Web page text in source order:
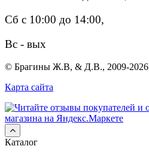
Сб с 10:00 до 14:00,
Вс - вых
© Брагины Ж.В, & Д.В., 2009-2026
Карта сайта
Каталог